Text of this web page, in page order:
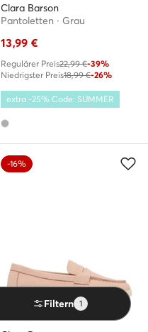
Filtern 1
Clara Barson
Pantoletten · Grau
13,99 €
Regulärer Preis22,99 €-39%
Niedrigster Preis18,99 €-26%
extra -25% Code: SUMMER
-16%